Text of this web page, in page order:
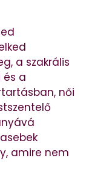
a szakrális
a
női
amire nem